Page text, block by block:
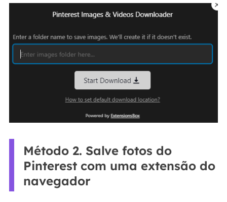
Método 2. Salve fotos do
Pinterest com uma extensão do
navegador